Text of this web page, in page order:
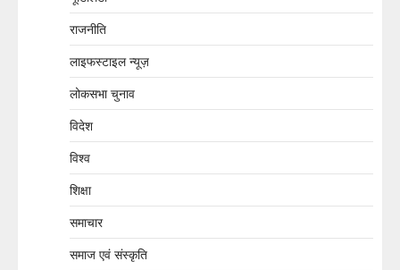
राजनीति
लाइफस्टाइल न्यूज़
लोकसभा चुनाव
विदेश
विश्व
शिक्षा
समाचार
समाज एवं संस्कृति